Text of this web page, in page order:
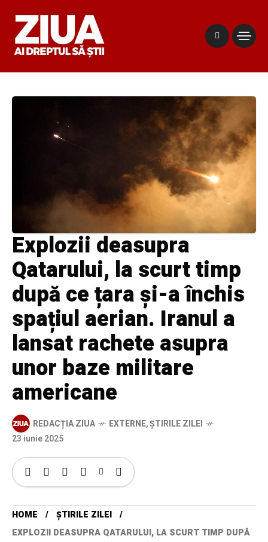
Explozii deasupra
Qatarului, la scurt timp
după ce țara și-a închis
spațiul aerian. Iranul a
lansat rachete asupra
unor baze militare
americane
REDACȚIA ZIUA EXTERNE,ȘTIRILE ZILEI
23 iunie 2025
HOME
ȘTIRILE ZILEI
EXPLOZII DEASUPRA QATARULUI, LA SCURT TIMP DUPĂ